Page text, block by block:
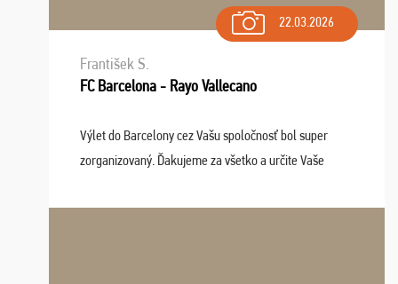
22.03.2026
František S.
FC Barcelona - Rayo Vallecano
Výlet do Barcelony cez Vašu spoločnosť bol super
zorganizovaný. Ďakujeme za všetko a určite Vaše